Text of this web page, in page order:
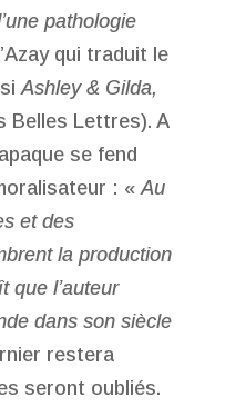
pathologie
qui traduit le
Ashley & Gilda,
Belles Lettres). A
se fend
: «Au
et des
la production
que l’auteur
dans son siècle
restera
seront oubliés.